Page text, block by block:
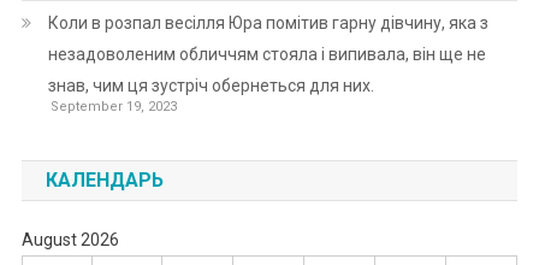
Коли в розпал весілля Юра помітив гарну дівчину, яка з
незадоволеним обличчям стояла і випивала, він ще не
знав, чим ця зустріч обернеться для них.
September 19, 2023
КАЛЕНДАРЬ
August 2026